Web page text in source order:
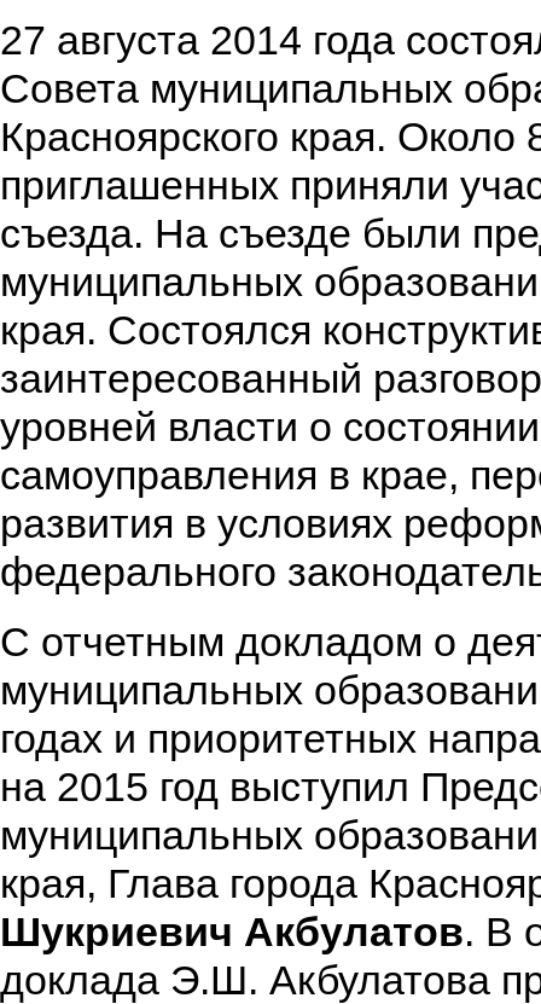
27 августа 2014 года
Совета муниципальных
Красноярского края. Около
приглашенных приняли
съезда. На съезде были
муниципальных
края. Состоялся
заинтересованный
уровней власти о
самоуправления в крае,
развития в условиях
федерального
С отчетным докладом о
муниципальных
годах и приоритетных
на 2015 год выступил
муниципальных
края, Глава города
Шукриевич Акбулатов. В
доклада Э.Ш. Акбулатова